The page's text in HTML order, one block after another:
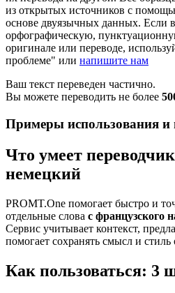
из открытых источников с
основе двуязычных данных. Если
орфографическую,
оригинале или переводе,
проблеме" или напишите нам
Ваш текст переведен частично.
Вы можете переводить не более
Примеры использования и
Что умеет
немецкий
PROMT.One помогает быстро и
отдельные слова с французского
Сервис учитывает контекст,
помогает сохранять смысл и стиль
Как пользоваться: 3